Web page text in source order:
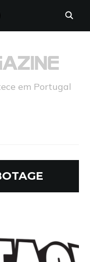
em Portugal